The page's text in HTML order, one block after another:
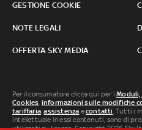
GESTIONE COOKIE
NOTE LEGALI
OFFERTA SKY MEDIA
Per il consumatore clicca qui per i
Cookies, informazioni sulle modifiche
tariffaria,assistenza econtatti. Tutti i
intellettuale in essi contenuti, sono di